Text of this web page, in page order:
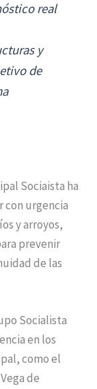
real
y
de
Sociaista ha
con urgencia
y arroyos,
prevenir
de las
Socialista
en los
como el
de